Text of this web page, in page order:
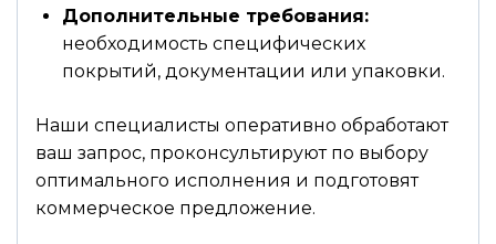
Дополнительные требования:
необходимость специфических
покрытий, документации или упаковки.
Наши специалисты оперативно обработают
ваш запрос, проконсультируют по выбору
оптимального исполнения и подготовят
коммерческое предложение.